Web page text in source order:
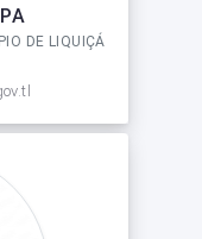
DE LIQUIÇÁ